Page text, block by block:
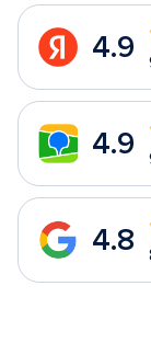
4.9
4.9
4.8